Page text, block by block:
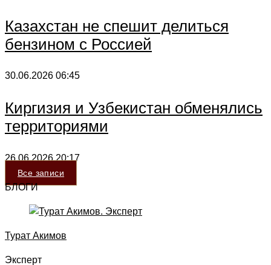
Казахстан не спешит делиться
бензином с Россией
30.06.2026 06:45
Киргизия и Узбекистан обменялись
территориями
26.06.202620:17
Все записи
БЛОГИ
Турат Акимов
Эксперт